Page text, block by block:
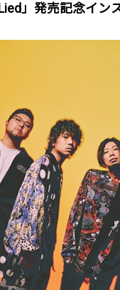
」発売記念イン